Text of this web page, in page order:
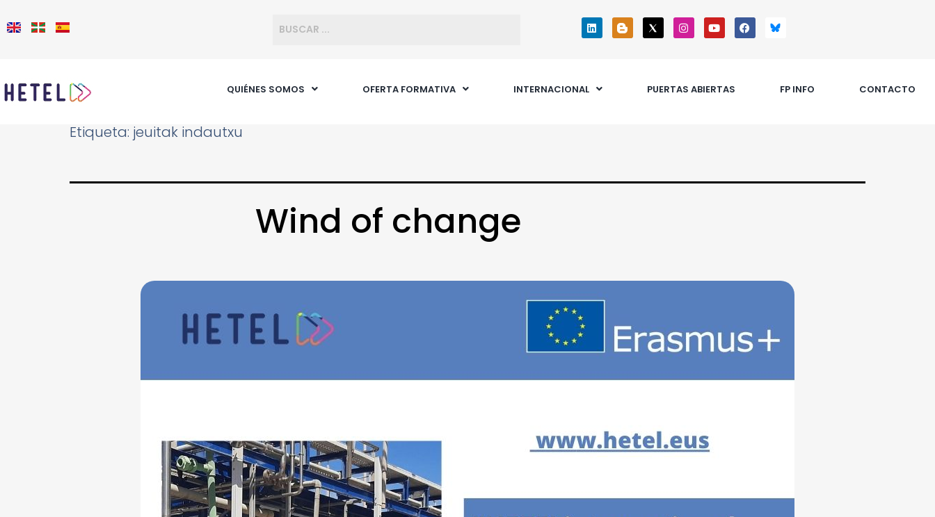
QUIÉNES SOMOS OFERTA FORMATIVA INTERNACIONAL PUERTAS ABIERTAS FP INFO CONTACTO
Etiqueta: jeuitak indautxu
Wind of change